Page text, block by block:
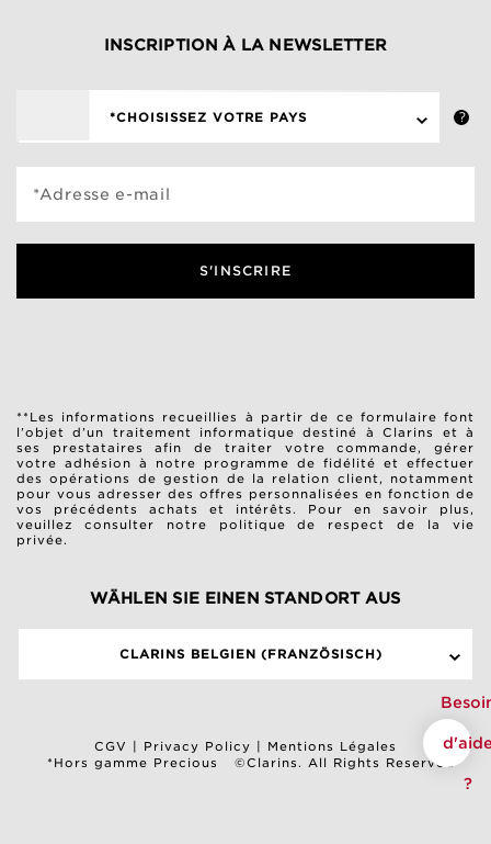
INSCRIPTION À LA NEWSLETTER
*CHOISISSEZ VOTRE PAYS
*Adresse e-mail
S'INSCRIRE
**Les informations recueillies à partir de ce formulaire font
l’objet d’un traitement informatique destiné à Clarins et à
ses prestataires afin de traiter votre commande, gérer
votre adhésion à notre programme de fidélité et effectuer
des opérations de gestion de la relation client, notamment
pour vous adresser des offres personnalisées en fonction de
vos précédents achats et intérêts. Pour en savoir plus,
veuillez consulter notre
politique de respect de la vie
privée.
WÄHLEN SIE EINEN STANDORT AUS
CLARINS BELGIEN (FRANZÖSISCH)
CGV | Privacy Policy | Mentions Légales
*Hors gamme Precious
©Clarins. All Rights Reserved
?